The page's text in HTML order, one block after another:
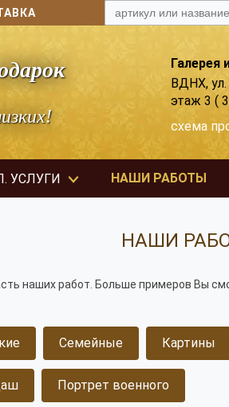
Галерея
ВДНХ, ул.
этаж 3 (
схема
УСЛУГИ НАШИ РАБОТЫ
НАШИ
наших работ. Больше примеров Вы
Семейные Картины
Портрет военного